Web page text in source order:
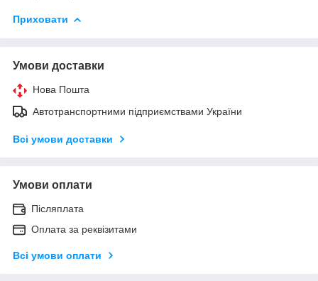
Приховати
Умови доставки
Нова Пошта
Автотранспортними підприємствами України
Всі умови доставки
Умови оплати
Післяплата
Оплата за реквізитами
Всі умови оплати